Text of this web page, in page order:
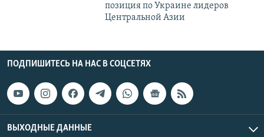
позиция по Украине лидеров
Центральной Азии
ПОДПИШИТЕСЬ НА НАС В СОЦСЕТЯХ
ВЫХОДНЫЕ ДАННЫЕ